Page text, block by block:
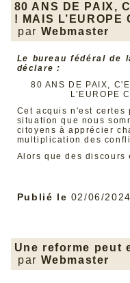
80 ANS DE PAIX,
! MAIS L’EUROPE
par Webmaster
Le bureau fédéral de
déclare :
80 ANS DE PAIX,
L’EUROPE
Cet acquis n'est certes
situation que nous
citoyens à apprécier
multiplication des
Alors que des
également important
seule justifie une
l’Europe, ce sont
La réduction des
obligeant les
d’équilibrage si
à 5 % (l’écart en
24 %)
Publié le 02/06/
Une reforme peut
par Webmaster